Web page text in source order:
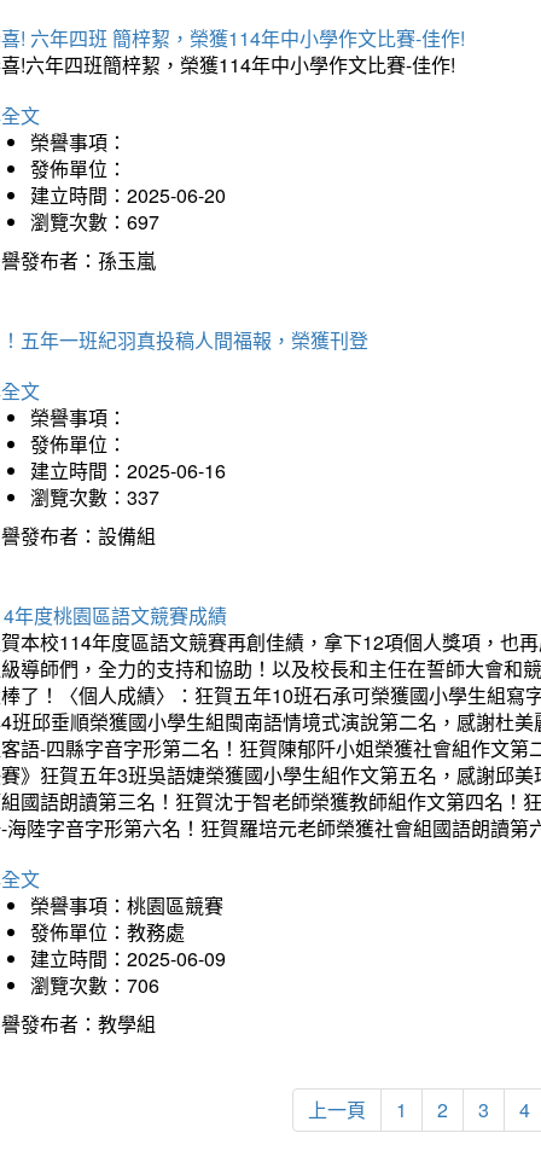
! 六年四班 簡梓絜，榮獲114年中小學作文比賽-佳作!
!六年四班簡梓絜，榮獲114年中小學作文比賽-佳作!
文
榮譽事項：
發佈單位：
建立時間：2025-06-20
瀏覽次數：697
發布者：孫玉嵐
五年一班紀羽真投稿人間福報，榮獲刊登
文
榮譽事項：
發佈單位：
建立時間：2025-06-16
瀏覽次數：337
發布者：設備組
年度桃園區語文競賽成績
本校114年度區語文競賽再創佳績，拿下12項個人獎項，也
導師們，全力的支持和協助！以及校長和主任在誓師大會和
了！〈個人成績〉：狂賀五年10班石承可榮獲國小學生組
班邱垂順榮獲國小學生組閩南語情境式演說第二名，感謝杜
語-四縣字音字形第二名！狂賀陳郁阡小姐榮獲社會組作文
》狂賀五年3班吳語婕榮獲國小學生組作文第五名，感謝邱
國語朗讀第三名！狂賀沈于智老師榮獲教師組作文第四名！
海陸字音字形第六名！狂賀羅培元老師榮獲社會組國語朗讀
文
榮譽事項：桃園區競賽
發佈單位：教務處
建立時間：2025-06-09
瀏覽次數：706
發布者：教學組
上一頁 1 2 3 4